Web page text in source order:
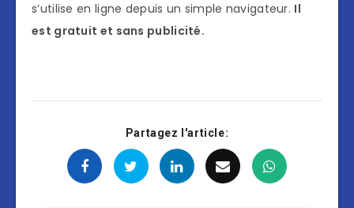
s’utilise en ligne depuis un simple navigateur. Il
est gratuit et sans publicité.
Partagez l'article: